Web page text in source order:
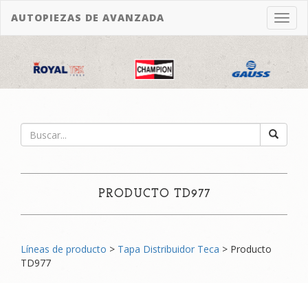
Iniciar sesión
AUTOPIEZAS DE AVANZADA
PRODUCTO TD977
Líneas de producto > Tapa Distribuidor Teca > Producto
TD977